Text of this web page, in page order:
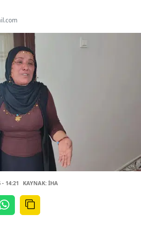
14:21 KAYNAK: İHA